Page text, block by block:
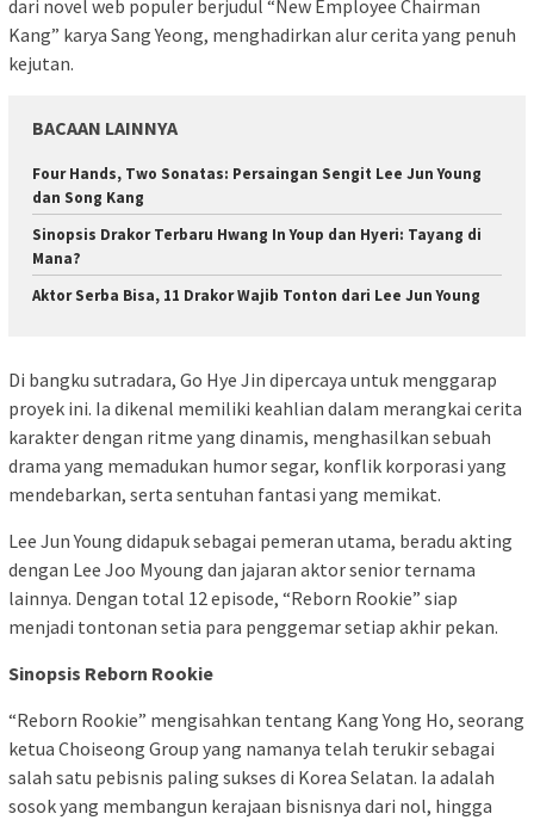
dari novel web populer berjudul “New Employee Chairman
Kang” karya Sang Yeong, menghadirkan alur cerita yang penuh
kejutan.
BACAAN LAINNYA
Four Hands, Two Sonatas: Persaingan Sengit Lee Jun Young
dan Song Kang
Sinopsis Drakor Terbaru Hwang In Youp dan Hyeri: Tayang di
Mana?
Aktor Serba Bisa, 11 Drakor Wajib Tonton dari Lee Jun Young
Di bangku sutradara, Go Hye Jin dipercaya untuk menggarap
proyek ini. Ia dikenal memiliki keahlian dalam merangkai cerita
karakter dengan ritme yang dinamis, menghasilkan sebuah
drama yang memadukan humor segar, konflik korporasi yang
mendebarkan, serta sentuhan fantasi yang memikat.
Lee Jun Young didapuk sebagai pemeran utama, beradu akting
dengan Lee Joo Myoung dan jajaran aktor senior ternama
lainnya. Dengan total 12 episode, “Reborn Rookie” siap
menjadi tontonan setia para penggemar setiap akhir pekan.
Sinopsis Reborn Rookie
“Reborn Rookie” mengisahkan tentang Kang Yong Ho, seorang
ketua Choiseong Group yang namanya telah terukir sebagai
salah satu pebisnis paling sukses di Korea Selatan. Ia adalah
sosok yang membangun kerajaan bisnisnya dari nol, hingga